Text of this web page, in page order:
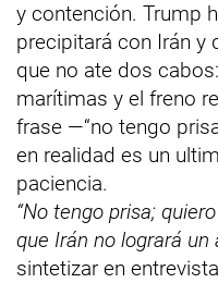
y contención. Trump
precipitará con Irán y
que no ate dos
marítimas y el freno
frase —“no tengo
en realidad es un
paciencia.
“No tengo prisa;
que Irán no logrará un
sintetizar en